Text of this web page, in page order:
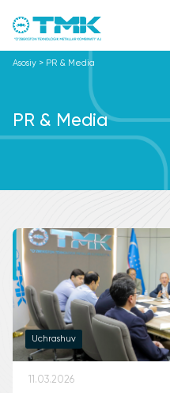
Asosiy > PR & Media
PR & Media
Uchrashuv
11.03.2026